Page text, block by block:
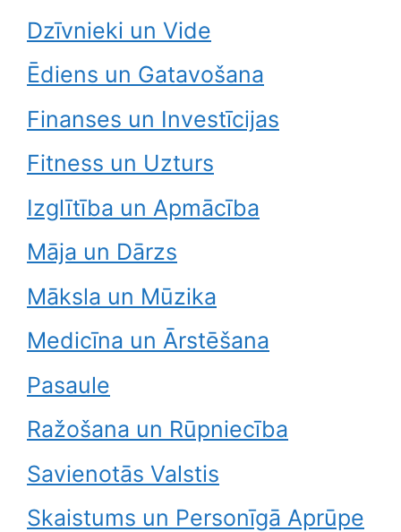
Dzīvnieki un Vide
Ēdiens un Gatavošana
Finanses un Investīcijas
Fitness un Uzturs
Izglītība un Apmācība
Māja un Dārzs
Māksla un Mūzika
Medicīna un Ārstēšana
Pasaule
Ražošana un Rūpniecība
Savienotās Valstis
Skaistums un Personīgā Aprūpe